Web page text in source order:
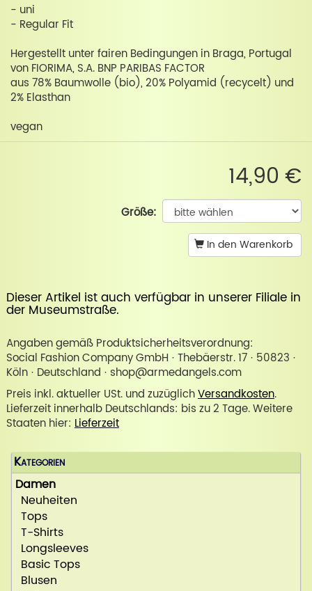
- uni
- Regular Fit
Hergestellt unter fairen Bedingungen in Braga, Portugal
von FIORIMA, S.A. BNP PARIBAS FACTOR
aus 78% Baumwolle (bio), 20% Polyamid (recycelt) und
2% Elasthan
vegan
14,90 €
Größe:
In den Warenkorb
Dieser Artikel ist auch verfügbar in unserer Filiale in
der Museumstraße.
Angaben gemäß Produktsicherheitsverordnung:
Social Fashion Company GmbH · Thebäerstr. 17 · 50823 ·
Köln · Deutschland · shop@armedangels.com
Preis inkl. aktueller USt. und zuzüglichVersandkosten.
Lieferzeit innerhalb Deutschlands: bis zu 2 Tage. Weitere
Staaten hier: Lieferzeit
Kategorien
Damen
Neuheiten
Tops
T-Shirts
Longsleeves
Basic Tops
Blusen